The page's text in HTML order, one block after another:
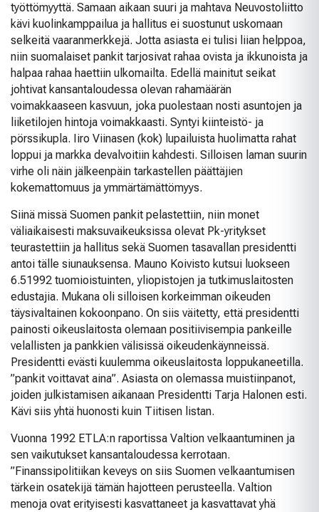
työttömyyttä. Samaan aikaan suuri ja mahtava Neuvostoliitto
kävi kuolinkamppailua ja hallitus ei suostunut uskomaan
selkeitä vaaranmerkkejä. Jotta asiasta ei tulisi liian helppoa,
niin suomalaiset pankit tarjosivat rahaa ovista ja ikkunoista ja
halpaa rahaa haettiin ulkomailta. Edellä mainitut seikat
johtivat kansantaloudessa olevan rahamäärän
voimakkaaseen kasvuun, joka puolestaan nosti asuntojen ja
liiketilojen hintoja voimakkaasti. Syntyi kiinteistö- ja
pörssikupla. Iiro Viinasen (kok) lupailuista huolimatta rahat
loppui ja markka devalvoitiin kahdesti. Silloisen laman suurin
virhe oli näin jälkeenpäin tarkastellen päättäjien
kokemattomuus ja ymmärtämättömyys.
Siinä missä Suomen pankit pelastettiin, niin monet
väliaikaisesti maksuvaikeuksissa olevat Pk-yritykset
teurastettiin ja hallitus sekä Suomen tasavallan presidentti
antoi tälle siunauksensa. Mauno Koivisto kutsui luokseen
6.51992 tuomioistuinten, yliopistojen ja tutkimuslaitosten
edustajia. Mukana oli silloisen korkeimman oikeuden
täysivaltainen kokoonpano. On siis väitetty, että presidentti
painosti oikeuslaitosta olemaan positiivisempia pankeille
velallisten ja pankkien välisissä oikeudenkäynneissä.
Presidentti evästi kuulemma oikeuslaitosta loppukaneetilla.
”pankit voittavat aina”. Asiasta on olemassa muistiinpanot,
joiden julkistamisen aikanaan Presidentti Tarja Halonen esti.
Kävi siis yhtä huonosti kuin Tiitisen listan.
Vuonna 1992 ETLA:n raportissa Valtion velkaantuminen ja
sen vaikutukset kansantaloudessa kerrotaan.
”Finanssipolitiikan keveys on siis Suomen velkaantumisen
tärkein osatekijä tämän hajotteen perusteella. Valtion
menoja ovat erityisesti kasvattaneet ja kasvattavat yhä